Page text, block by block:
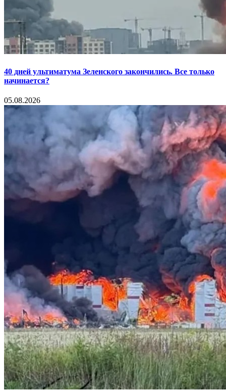
40 дней ультиматума Зеленского закончились. Все только
начинается?
05.08.2026